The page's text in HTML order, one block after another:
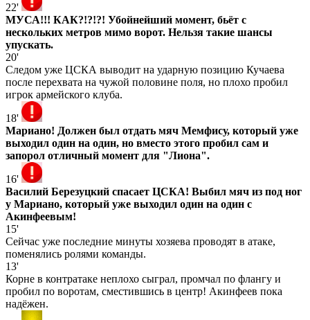
22'
МУСА!!! КАК?!?!?! Убойнейший момент, бьёт с
нескольких метров мимо ворот. Нельзя такие шансы
упускать.
20'
Следом уже ЦСКА выводит на ударную позицию Кучаева
после перехвата на чужой половине поля, но плохо пробил
игрок армейского клуба.
18'
Мариано! Должен был отдать мяч Мемфису, который уже
выходил один на один, но вместо этого пробил сам и
запорол отличный момент для "Лиона".
16'
Василий Березуцкий спасает ЦСКА! Выбил мяч из под ног
у Мариано, который уже выходил один на один с
Акинфеевым!
15'
Сейчас уже последние минуты хозяева проводят в атаке,
поменялись ролями команды.
13'
Корне в контратаке неплохо сыграл, промчал по флангу и
пробил по воротам, сместившись в центр! Акинфеев пока
надёжен.